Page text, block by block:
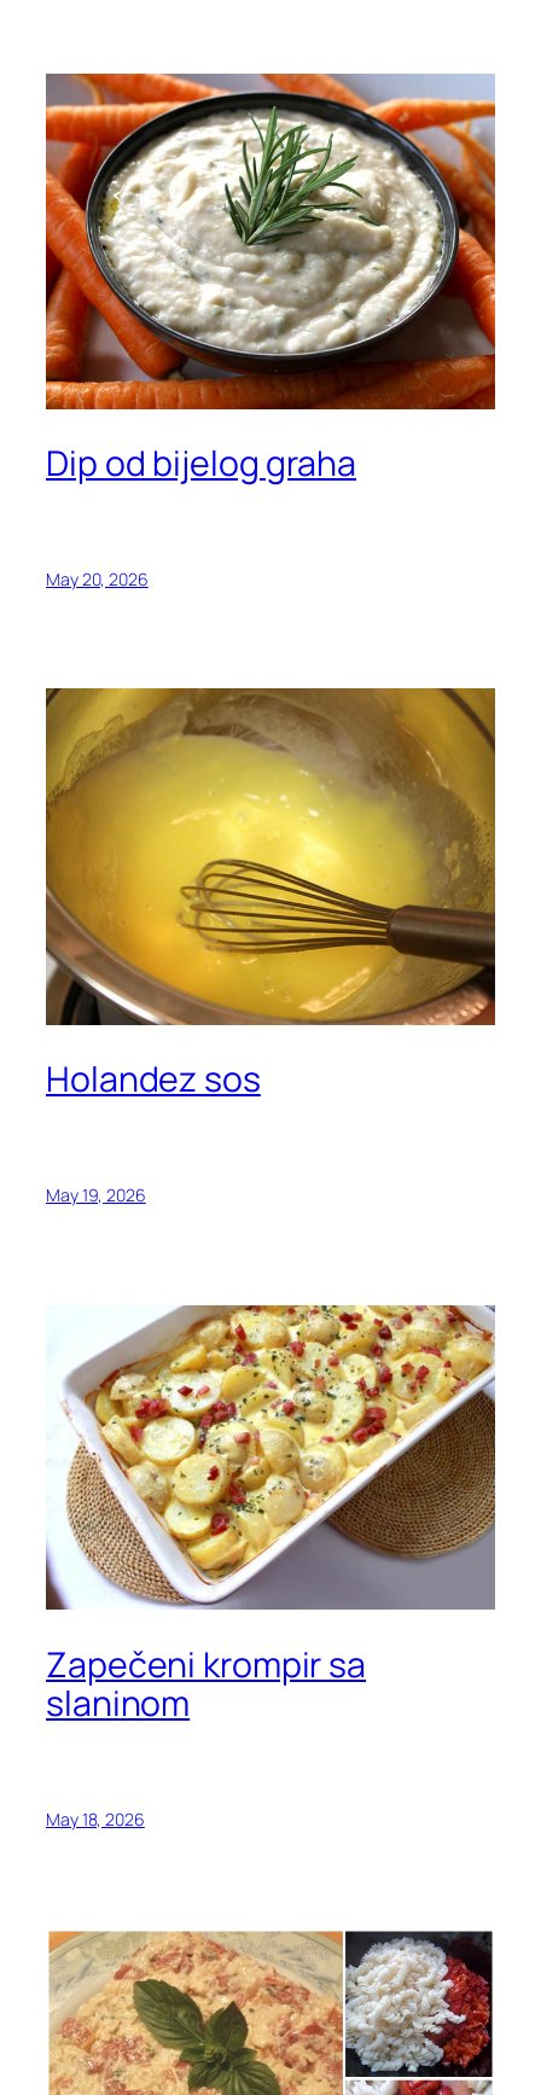
Dip od bijelog graha
May 20, 2026
Holandez sos
May 19, 2026
Zapečeni krompir sa
slaninom
May 18, 2026